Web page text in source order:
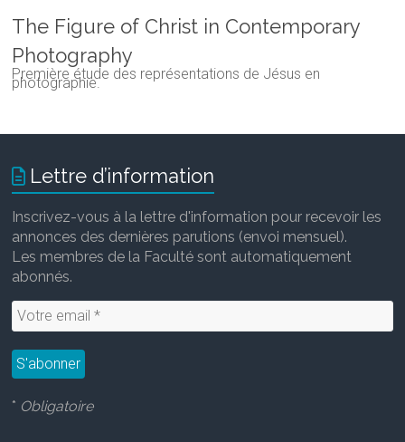
Faculté
des
lettres
The Figure of Christ in Contemporary
Photography
Première étude des représentations de Jésus en
photographie.
Lettre d’information
Inscrivez-vous à la lettre d'information pour recevoir les
annonces des dernières parutions (envoi mensuel).
Les membres de la Faculté sont automatiquement
abonnés.
* Obligatoire